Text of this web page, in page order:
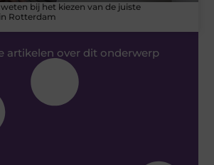
bij het kiezen van de juiste
Rotterdam
artikelen over dit onderwerp